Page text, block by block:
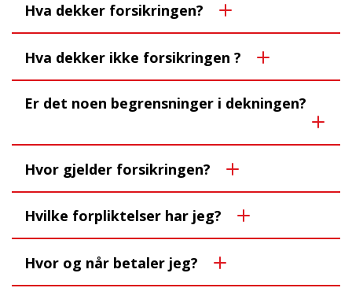
Hva dekker forsikringen?
Hva dekker ikke forsikringen ?
Er det noen begrensninger i dekningen?
Hvor gjelder forsikringen?
Hvilke forpliktelser har jeg?
Hvor og når betaler jeg?